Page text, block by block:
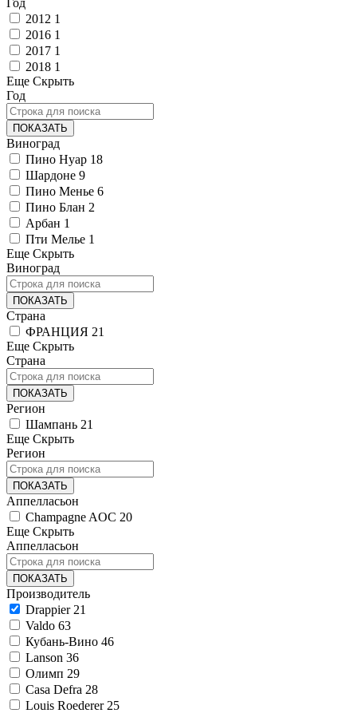
2012 1
2016 1
2017 1
2018 1
Еще Скрыть
Год
ПОКАЗАТЬ
Виноград
Пино Нуар 18
Шардоне 9
Пино Менье 6
Пино Блан 2
Арбан 1
Пти Мелье 1
Еще Скрыть
Виноград
ПОКАЗАТЬ
Страна
ФРАНЦИЯ 21
Еще Скрыть
Страна
ПОКАЗАТЬ
Регион
Шампань 21
Еще Скрыть
Регион
ПОКАЗАТЬ
Аппелласьон
Champagne AOC 20
Еще Скрыть
Аппелласьон
ПОКАЗАТЬ
Производитель
Drappier 21
Valdo 63
Кубань-Вино 46
Lanson 36
Олимп 29
Casa Defra 28
Louis Roederer 25